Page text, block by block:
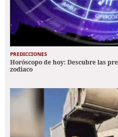
PREDICCIONES
Horóscopo de hoy: Descubre las
zodiaco